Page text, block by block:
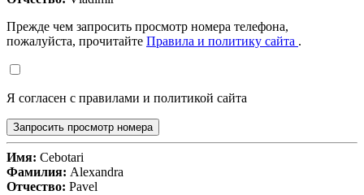
Прежде чем запросить просмотр номера телефона,
пожалуйста, прочитайте Правила и политику сайта .
Я согласен с правилами и политикой сайта
Запросить просмотр номера
Имя: Cebotari
Фамилия: Alexandra
Отчество: Pavel